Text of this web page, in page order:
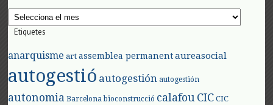
Arxius
Etiquetes
anarquisme art assemblea permanent aureasocial
autogestió autogestión autogestión
autonomia Barcelona bioconstrucció calafouCIC CIC